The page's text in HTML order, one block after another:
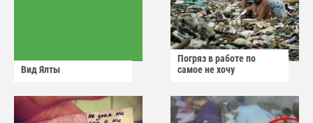
Вид Ялты
Погряз в работе по
самое не хочу